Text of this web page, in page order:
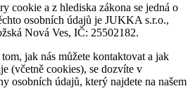
cookie a z hlediska zákona se jedná o
osobních údajů je JUKKA s.r.o.,
Nová Ves, IČ: 25502182.
jak nás můžete kontaktovat a jak
(včetně cookies), se dozvíte v
osobních údajů, který najdete na našem